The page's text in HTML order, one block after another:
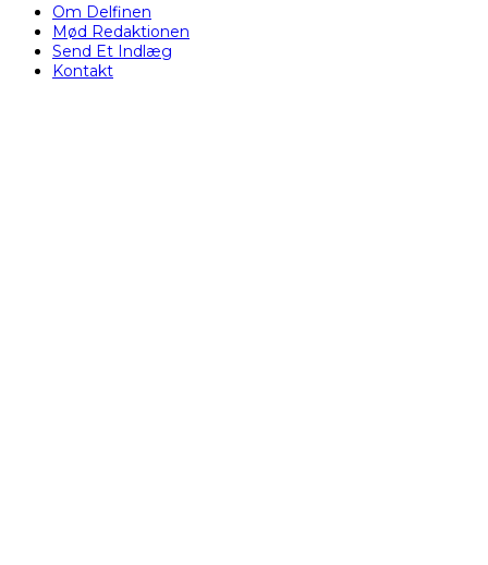
Om Delfinen
Mød Redaktionen
Send Et Indlæg
Kontakt